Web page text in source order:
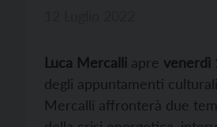
Luca Mercalli apre venerdì
degli appuntamenti
Mercalli affronterà due